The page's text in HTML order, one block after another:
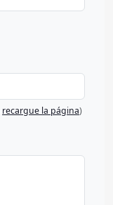
recargue la página)